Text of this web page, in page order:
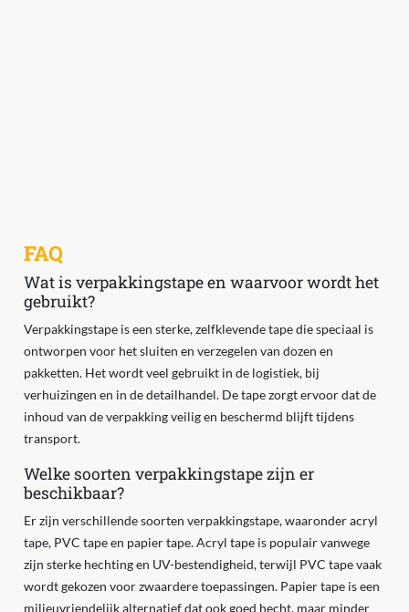
FAQ
Wat is verpakkingstape en waarvoor wordt het
gebruikt?
Verpakkingstape is een sterke, zelfklevende tape die speciaal is
ontworpen voor het sluiten en verzegelen van dozen en
pakketten. Het wordt veel gebruikt in de logistiek, bij
verhuizingen en in de detailhandel. De tape zorgt ervoor dat de
inhoud van de verpakking veilig en beschermd blijft tijdens
transport.
Welke soorten verpakkingstape zijn er
beschikbaar?
Er zijn verschillende soorten verpakkingstape, waaronder acryl
tape, PVC tape en papier tape. Acryl tape is populair vanwege
zijn sterke hechting en UV-bestendigheid, terwijl PVC tape vaak
wordt gekozen voor zwaardere toepassingen. Papier tape is een
milieuvriendelijk alternatief dat ook goed hecht, maar minder